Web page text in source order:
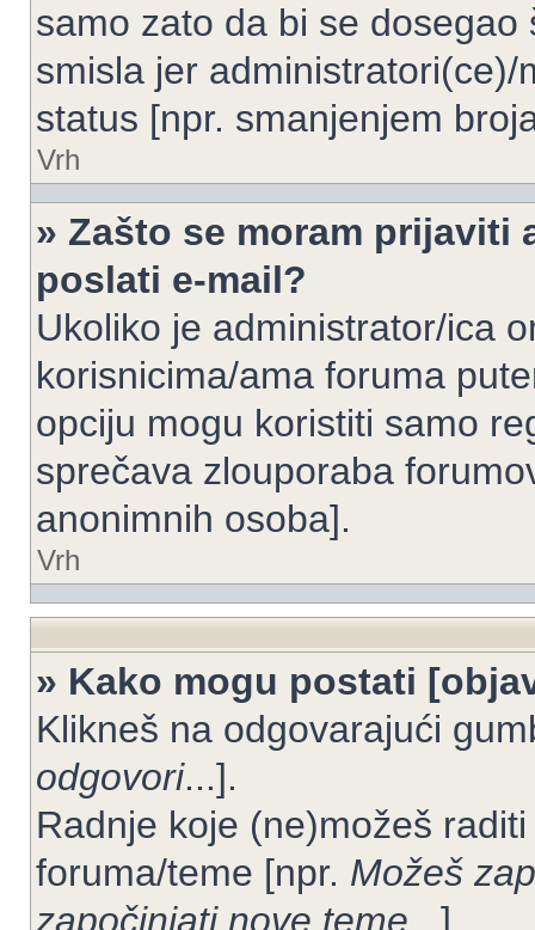
samo zato da bi se
smisla jer
status [npr. smanjenjem
Vrh
» Zašto se moram prijaviti
poslati e-mail?
Ukoliko je administrator/ica
korisnicima/ama foruma
opciju mogu koristiti samo
sprečava zlouporaba
anonimnih osoba].
Vrh
» Kako mogu postati
Klikneš na odgovarajući
odgovori...].
Radnje koje (ne)možeš
foruma/teme [npr. Možeš
započinjati nove teme ...].